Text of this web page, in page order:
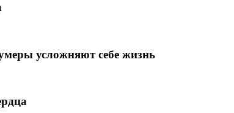
усложняют себе жизнь